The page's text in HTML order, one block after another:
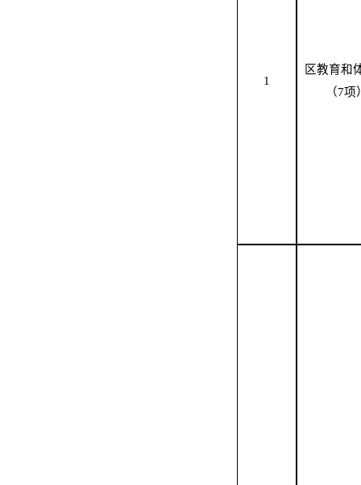
1
区教育和
（7项